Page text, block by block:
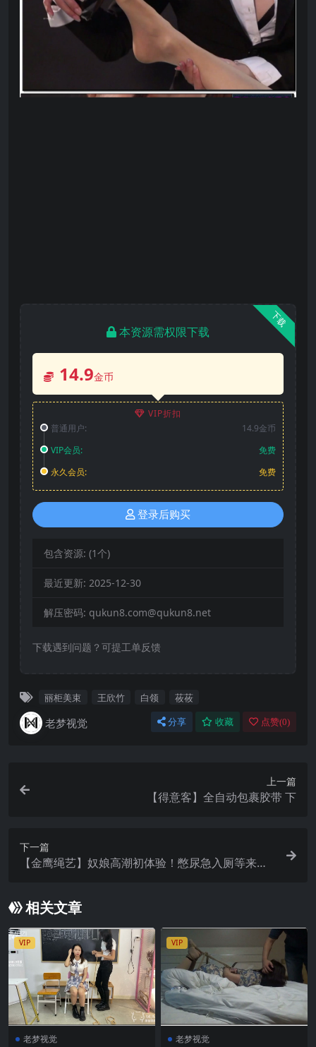
下载
本资源需权限下载
14.9金币
VIP折扣
普通用户:
14.9金币
VIP会员:
免费
永久会员:
免费
登录后购买
包含资源: (1个)
最近更新: 2025-12-30
解压密码: qukun8.com@qukun8.net
下载遇到问题？可提工单反馈
丽柜美束 王欣竹 白领 莜莜
老梦视觉 分享 收藏 点赞(0)
上一篇
【得意客】全自动包裹胶带 下
下一篇
【金鹰绳艺】奴娘高潮初体验！憋尿急入厕等来的
相关文章
VIP
老梦视觉
VIP
老梦视觉